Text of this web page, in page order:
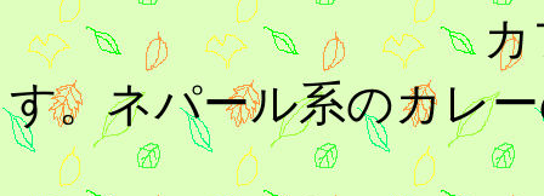
カフェです
す。ネパール系のカレ